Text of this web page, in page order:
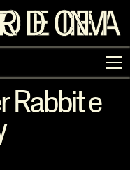
Rabbit e